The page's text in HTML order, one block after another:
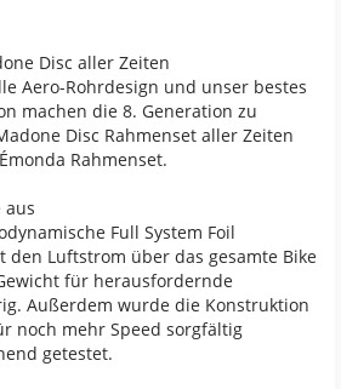
Disc aller Zeiten
Aero-Rohrdesign und unser bestes
machen die 8. Generation zu
Disc Rahmenset aller Zeiten
Rahmenset.
aus
Full System Foil
den Luftstrom über das gesamte Bike
für herausfordernde
Außerdem wurde die Konstruktion
noch mehr Speed sorgfältig
getestet.